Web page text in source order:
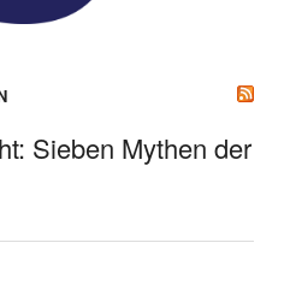
Sieben Mythen der